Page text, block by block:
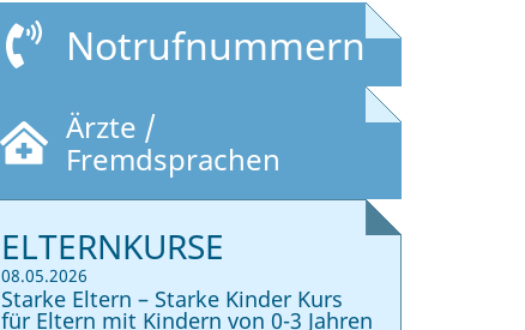
Notrufnummern
Ärzte /
Fremdsprachen
ELTERNKURSE
08.05.2026
Starke Eltern – Starke Kinder Kurs
für Eltern mit Kindern von 0-3 Jahren